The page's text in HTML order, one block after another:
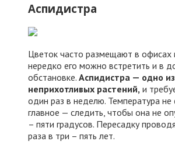
Аспидистра
Цветок часто размещают в офисах
нередко его можно встретить и в
обстановке. Аспидистра — одно
неприхотливых растений, и
один раз в неделю. Температура не
главное — следить, чтобы она не
– пяти градусов. Пересадку
раза в три – пять лет.